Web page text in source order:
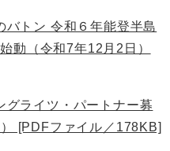
バトン 令和６年能登半島
動（令和7年12月2日）
グライツ・パートナー募
[PDFファイル／178KB]